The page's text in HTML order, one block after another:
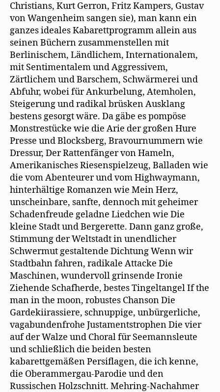
Christians, Kurt Gerron, Fritz Kampers, Gustav
von Wangenheim sangen sie), man kann ein
ganzes ideales Kabarettprogramm allein aus
seinen Büchern zusammenstellen mit
Berlinischem, Ländlichem, Internationalem,
mit Sentimentalem und Aggressivem,
Zärtlichem und Barschem, Schwärmerei und
Abfuhr, wobei für Ankurbelung, Atemholen,
Steigerung und radikal brüsken Ausklang
bestens gesorgt wäre. Da gäbe es pompöse
Monstrestücke wie die Arie der großen Hure
Presse und Blocksberg, Bravournummern wie
Dressur, Der Rattenfänger von Hameln,
Amerikanisches Riesenspielzeug, Balladen wie
die vom Abenteurer und vom Highwaymann,
hinterhältige Romanzen wie Mein Herz,
unscheinbare, sanfte, dennoch mit geheimer
Schadenfreude geladne Liedchen wie Die
kleine Stadt und Bergerette. Dann ganz große,
Stimmung der Weltstadt in unendlicher
Schwermut gestaltende Dichtung Wenn wir
Stadtbahn fahren, radikale Attacke Die
Maschinen, wundervoll grinsende Ironie
Ziehende Schafherde, bestes Tingeltangel If the
man in the moon, robustes Chanson Die
Gardekiirassiere, schnuppige, unbürgerliche,
vagabundenfrohe Justamentstrophen Die vier
auf der Walze und Choral für Seemannsleute
und schließlich die beiden besten
kabarettgemäßen Persiflagen, die ich kenne,
die Oberammergau-Parodie und den
Russischen Holzschnitt. Mehring-Nachahmer